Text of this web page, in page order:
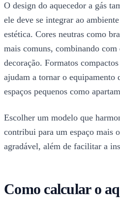
O design do aquecedor a gás
ele deve se integrar ao
estética. Cores neutras como
mais comuns, combinando
decoração. Formatos
ajudam a tornar o equipamento
espaços pequenos como
Escolher um modelo que
contribui para um espaço mais
agradável, além de facilitar a
Como calcular o